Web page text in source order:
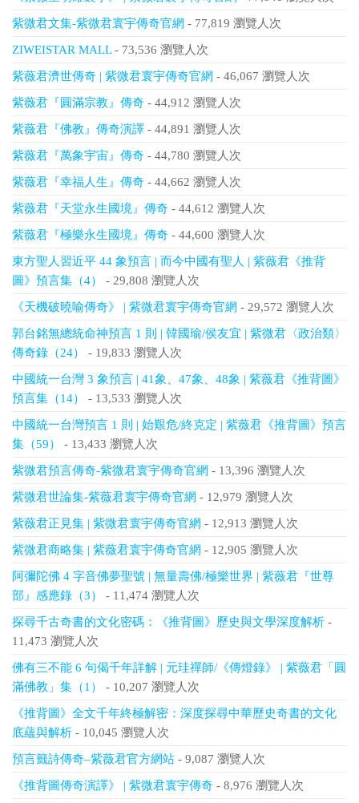
紫微君文集-紫微君寰宇傳奇官網 - 77,819 瀏覽人次
ZIWEISTAR MALL- 73,536 瀏覽人次
紫薇君濟世傳奇 | 紫微君寰宇傳奇官網 - 46,067 瀏覽人次
紫薇君『圓滿宗教』傳奇 - 44,912 瀏覽人次
紫薇君『佛教』傳奇演譯 - 44,891 瀏覽人次
紫薇君『萬象宇宙』傳奇 - 44,780 瀏覽人次
紫薇君『幸福人生』傳奇 - 44,662 瀏覽人次
紫薇君『天堂永生國境』傳奇 - 44,612 瀏覽人次
紫薇君『極樂永生國境』傳奇 - 44,600 瀏覽人次
東方聖人習近平 44 象預言 | 而今中國有聖人 | 紫薇君《推背
圖》預言集（4）
- 29,808 瀏覽人次
《天機破曉喻傳奇》 | 紫微君寰宇傳奇官網 - 29,572 瀏覽人次
郭台銘無總統命神預言 1 則 | 韓國瑜/侯友宜 | 紫微君〈政治類〉
傳奇錄（24）
- 19,833 瀏覽人次
中國統一台灣 3 象預言 | 41象、47象、48象 | 紫薇君《推背圖》
預言集（14）
- 13,533 瀏覽人次
中國統一台灣預言 1 則 | 始艱危/終克定 | 紫薇君《推背圖》預言
集（59）
- 13,433 瀏覽人次
紫微君預言傳奇-紫微君寰宇傳奇官網 - 13,396 瀏覽人次
紫微君世論集-紫薇君寰宇傳奇官網 - 12,979 瀏覽人次
紫薇君正見集 | 紫微君寰宇傳奇官網 - 12,913 瀏覽人次
紫微君商略集 | 紫薇君寰宇傳奇官網 - 12,905 瀏覽人次
阿彌陀佛 4 字音佛夢聖號 | 無量壽佛/極樂世界 | 紫薇君『世尊
部』感應錄（3）
- 11,474 瀏覽人次
探尋千古奇書的文化密碼：《推背圖》歷史與文學深度解析 -
11,473 瀏覽人次
佛有三不能 6 句偈千年詳解 | 元珪禪師/《傳燈錄》 | 紫薇君「圓
滿佛教」集（1）
- 10,207 瀏覽人次
《推背圖》全文千年終極解密：深度探尋中華歷史奇書的文化
底蘊與解析 - 10,045 瀏覽人次
預言籤詩傳奇–紫薇君官方網站 - 9,087 瀏覽人次
《推背圖傳奇演譯》 | 紫微君寰宇傳奇 - 8,976 瀏覽人次